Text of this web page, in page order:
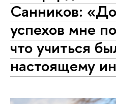
Санников:
успехов мне
что учиться
настоящему